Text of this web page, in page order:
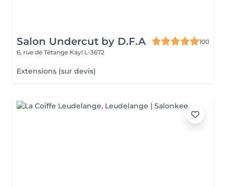
Salon Undercut by D.F.A
100
6, rue de Tétange Kayl L-3672
Extensions (sur devis)